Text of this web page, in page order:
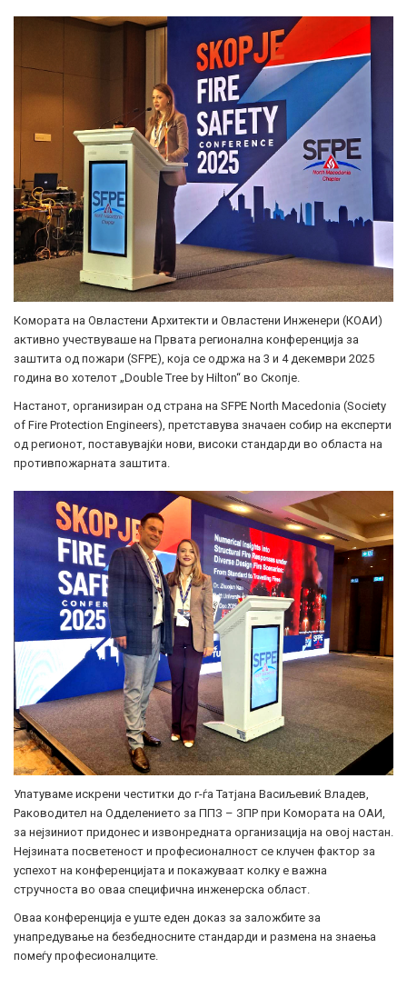
Комората на Овластени Архитекти и Овластени Инженери (КОАИ)
активно учествуваше на Првата регионална конференција за
заштита од пожари (SFPE), која се одржа на 3 и 4 декември 2025
година во хотелот „Double Tree by Hilton“ во Скопје.
Настанот, организиран од страна на SFPE North Macedonia (Society
of Fire Protection Engineers), претставува значаен собир на експерти
од регионот, поставувајќи нови, високи стандарди во областа на
противпожарната заштита.
Упатуваме искрени честитки до г-ѓа Татјана Васиљевиќ Владев,
Раководител на Одделението за ППЗ – ЗПР при Комората на ОАИ,
за нејзиниот придонес и извонредната организација на овој настан.
Нејзината посветеност и професионалност се клучен фактор за
успехот на конференцијата и покажуваат колку е важна
стручноста во оваа специфична инженерска област.
Оваа конференција е уште еден доказ за заложбите за
унапредување на безбедносните стандарди и размена на знаења
помеѓу професионалците.